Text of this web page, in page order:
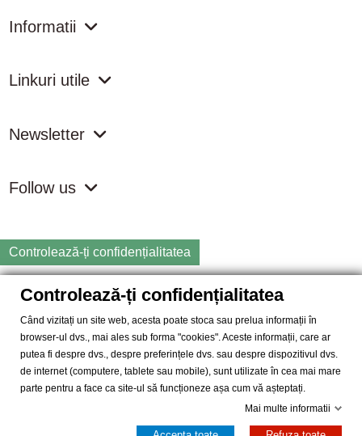
Informatii
Linkuri utile
Newsletter
Follow us
Controlează-ți confidențialitatea
Copyright
2026 samdistribution.ro - Magazin online cu Produse
SAM DISTRIBUTION S.R.L.- Cod fiscal: RO14935035, Registrul
Comertului: J40/10004/2002, Adresa: Str. Dimieni, nr. 7, Bucuresti,
sector 5.
Controlează-ți confidențialitatea
Când vizitați un site web, acesta poate stoca sau prelua informații în
browser-ul dvs., mai ales sub forma "cookies". Aceste informații, care ar
putea fi despre dvs., despre preferințele dvs. sau despre dispozitivul dvs.
de internet (computere, tablete sau mobile), sunt utilizate în cea mai mare
parte pentru a face ca site-ul să funcționeze așa cum vă așteptați.
Mai multe informatii